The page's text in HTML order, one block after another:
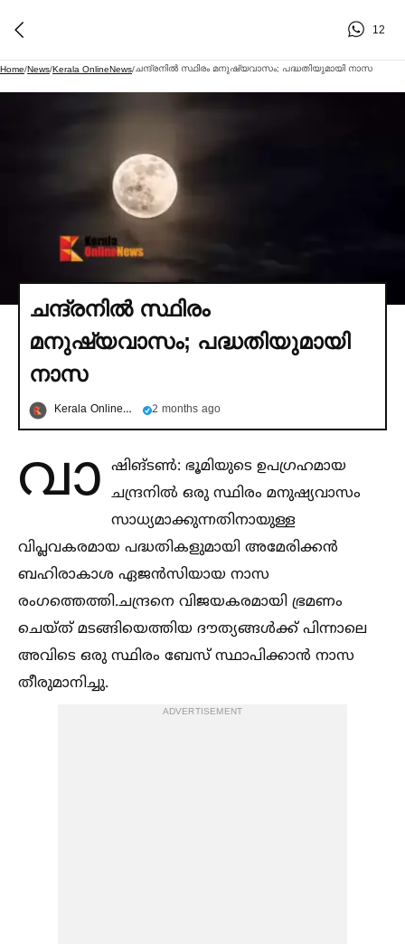
12
Home/News/Kerala OnlineNews/ചന്ദ്രനില്‍ സ്ഥിരം മനുഷ്യവാസം; പദ്ധതിയുമായി നാസ
ചന്ദ്രനില്‍ സ്ഥിരം
മനുഷ്യവാസം; പദ്ധതിയുമായി
നാസ
Kerala OnlineNews 2 months ago
വാ ഷിങ്ടണ്‍: ഭൂമിയുടെ ഉപഗ്രഹമായ
ചന്ദ്രനില്‍ ഒരു സ്ഥിരം മനുഷ്യവാസം
സാധ്യമാക്കുന്നതിനായുള്ള
വിപ്ലവകരമായ പദ്ധതികളുമായി അമേരിക്കൻ
ബഹിരാകാശ ഏജൻസിയായ നാസ
രംഗത്തെത്തി.ചന്ദ്രനെ വിജയകരമായി ഭ്രമണം
ചെയ്ത് മടങ്ങിയെത്തിയ ദൗത്യങ്ങള്‍ക്ക് പിന്നാലെ
അവിടെ ഒരു സ്ഥിരം ബേസ് സ്ഥാപിക്കാൻ നാസ
തീരുമാനിച്ചു.
ADVERTISEMENT